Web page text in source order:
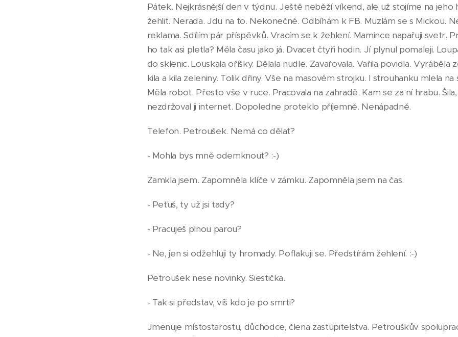
Pátek. Nejkrásnější den v týdnu. Ještě neběží víkend, ale už stojíme na jeho
žehlit. Nerada. Jdu na to. Nekonečné. Odbíhám k FB. Muzlám se s Mickou.
reklama. Sdílím pár příspěvků. Vracím se k žehlení. Mamince napařuji svetr.
ho tak asi pletla? Měla času jako já. Dvacet čtyři hodin. Jí plynul pomaleji.
do sklenic. Louskala oříšky. Dělala nudle. Zavařovala. Vařila povidla. Vyráběla
kila a kila zeleniny. Tolik dřiny. Vše na masovém strojku. I strouhanku mlela
Měla robot. Přesto vše v ruce. Pracovala na zahradě. Kam se za ní hrabu.
nezdržoval ji internet. Dopoledne proteklo příjemně. Nenápadně.
Telefon. Petroušek. Nemá co dělat?
- Mohla bys mně odemknout? :-)
Zamkla jsem. Zapomněla klíče v zámku. Zapomněla jsem na čas.
- Peťuš, ty už jsi tady?
- Pracuješ plnou parou?
- Ne, jen si odžehluji ty hromady. Poflakuji se. Předstírám žehlení. :-)
Petroušek nese novinky. Siestička.
- Tak si představ, víš kdo je po smrti?
Jmenuje místostarostu, důchodce, člena zastupitelstva. Petrouškův